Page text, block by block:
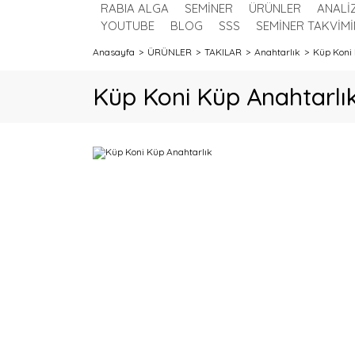
RABIA ALGA SEMİNER ÜRÜNLER
YOUTUBE
BLOG SSS SEMİNER
Anasayfa ÜRÜNLER TAKILAR Anahtarlık Küp Koni
Küp Koni Küp